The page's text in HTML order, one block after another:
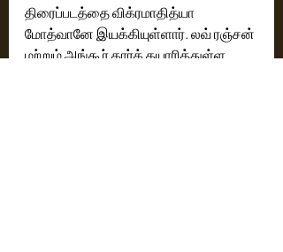
திரைப்படத்தை விக்ரமாதித்யா
மோத்வானே இயக்கியுள்ளார். லவ் ரஞ்சன்
மற்றும் அங்கூர் கார்க் தயாரித்துள்ள